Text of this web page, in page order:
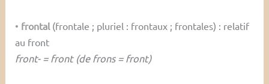
• frontal(frontale ; pluriel : frontaux ; frontales) : relatif
au front
front- = front (de frons = front)